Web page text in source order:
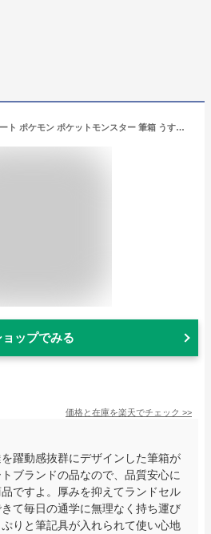
【選択可】ショウワノート ポケモン ポケットモンスター 筆箱 うす型 ふでばこ 両面開き 鉛筆けずり入り 小学生 おしゃれ シンプル 中学生 ピカチュウ キャラクター 男の子 女の子 ペンケース 入学準備 新学期 新入学文具 かっこいい かわいい
ョップでみる
価格と在庫を楽天でチェック >>
躍動感抜群にデザインした筆箱が
ブランドの品なので、品質安心に
ですよ。厚みを抑えてランドセル
て毎日の通学に無理なく持ち運び
りと筆記具が入れられて使い心地